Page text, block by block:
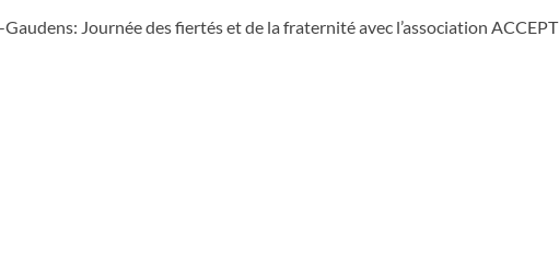
Gaudens: Journée des fiertés et de la fraternité avec l’association ACCEPT